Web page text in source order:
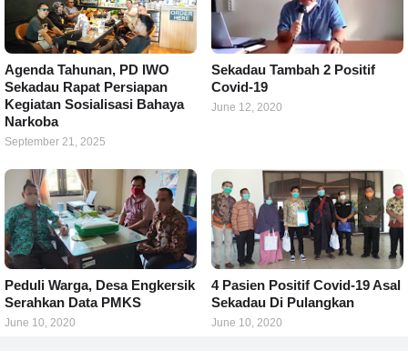
Agenda Tahunan, PD IWO
Sekadau Rapat Persiapan
Kegiatan Sosialisasi Bahaya
Narkoba
September 21, 2025
Sekadau Tambah 2 Positif
Covid-19
June 12, 2020
Peduli Warga, Desa Engkersik
Serahkan Data PMKS
June 10, 2020
4 Pasien Positif Covid-19 Asal
Sekadau Di Pulangkan
June 10, 2020